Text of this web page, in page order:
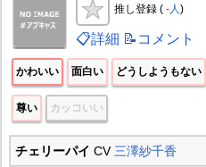
推し登録 ( -人)
📋詳細 📝コメント
かわいい 面白い どうしようもない
尊い カッコいい
チェリーパイ CV 三澤紗千香